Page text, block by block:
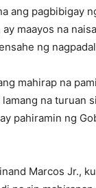
ang pagbibigay
maayos na
ng
mahirap na
na turuan
pahiramin ng
Marcos Jr.,